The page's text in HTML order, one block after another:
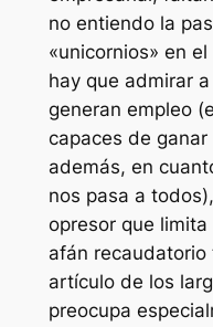
no entiendo la
«unicornios» en
hay que admirar
generan empleo
capaces de
además, en
nos pasa a
opresor que
afán
artículo de los
preocupa